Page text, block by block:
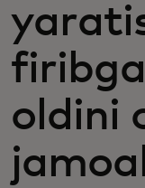
Yangiliklar
oldini